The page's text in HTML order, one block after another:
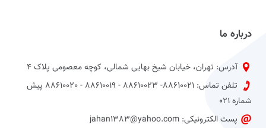
درباره ما
آدرس: تهران، خیابان شیخ بهایی شمالی، کوچه معصومی پلاک 4
تلفن تماس: 88610021- 88610023 - 88610019 - 88610020 پیش
شماره 021
پست الکترونیکی: jahan1383@yahoo.com